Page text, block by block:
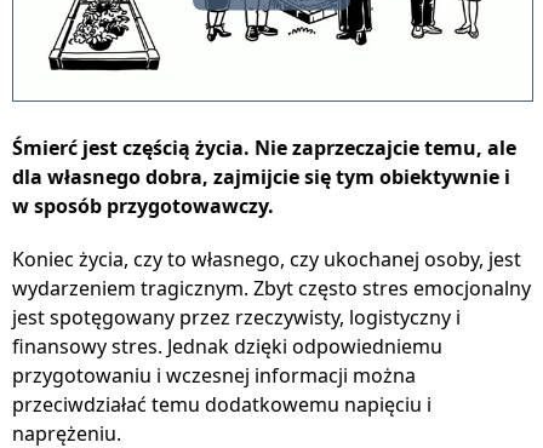
Śmierć jest częścią życia. Nie zaprzeczajcie temu, ale
dla własnego dobra, zajmijcie się tym obiektywnie i
w sposób przygotowawczy.
Koniec życia, czy to własnego, czy ukochanej osoby, jest
wydarzeniem tragicznym. Zbyt często stres emocjonalny
jest spotęgowany przez rzeczywisty, logistyczny i
finansowy stres. Jednak dzięki odpowiedniemu
przygotowaniu i wczesnej informacji można
przeciwdziałać temu dodatkowemu napięciu i
naprężeniu.